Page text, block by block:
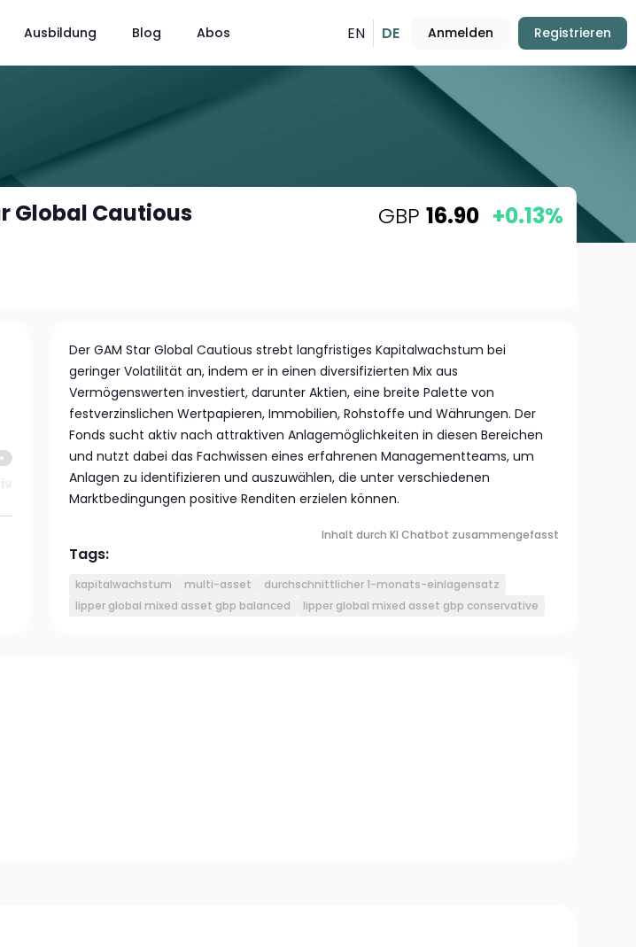
Ausbildung Blog Abos EN DE Anmelden Registrieren
Global Cautious
GBP 16.90 +0.13%
Der GAM Star Global Cautious strebt langfristiges Kapitalwachstum bei
geringer Volatilität an, indem er in einen diversifizierten Mix aus
Vermögenswerten investiert, darunter Aktien, eine breite Palette von
festverzinslichen Wertpapieren, Immobilien, Rohstoffe und Währungen. Der
Fonds sucht aktiv nach attraktiven Anlagemöglichkeiten in diesen Bereichen
und nutzt dabei das Fachwissen eines erfahrenen Managementteams, um
Anlagen zu identifizieren und auszuwählen, die unter verschiedenen
Marktbedingungen positive Renditen erzielen können.
Inhalt durch KI Chatbot zusammengefasst
Tags:
kapitalwachstum multi-asset
durchschnittlicher 1-monats-einlagensatz
lipper global mixed asset gbp balanced
lipper global mixed asset gbp conservative